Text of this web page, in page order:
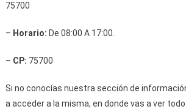
75700
– Horario: De 08:00 A 17:00.
– CP: 75700
Si no conocías nuestra sección de
a acceder a la misma, en donde vas a ver